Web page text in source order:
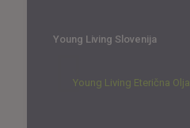
Young Living Slovenija
Young Living Eterična Olja